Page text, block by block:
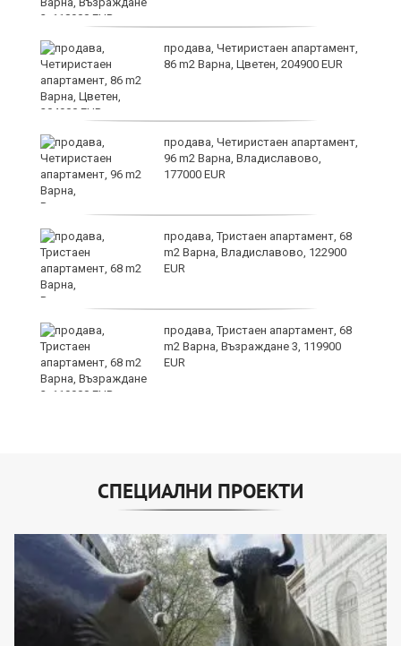
продава, Четиристаен апартамент,
86 m2 Варна, Цветен, 204900 EUR
продава, Четиристаен апартамент,
96 m2 Варна, Владиславово,
177000 EUR
продава, Тристаен апартамент, 68
m2 Варна, Владиславово, 122900
EUR
продава, Тристаен апартамент, 68
m2 Варна, Възраждане 3, 119900
EUR
СПЕЦИАЛНИ ПРОЕКТИ